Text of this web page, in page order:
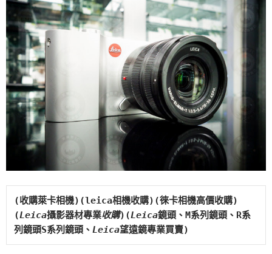
(收購萊卡相機)(leica相機收購)(徠卡相機高價收購)
(Leica攝影器材專業收購)(Leica鏡頭、M系列鏡頭、R系
列鏡頭S系列鏡頭、 Leica望遠鏡專業買賣)